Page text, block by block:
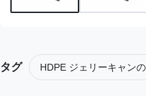
タグ HDPE ジェリーキャン